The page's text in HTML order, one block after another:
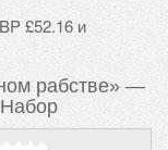
£52.16 и
рабстве» —